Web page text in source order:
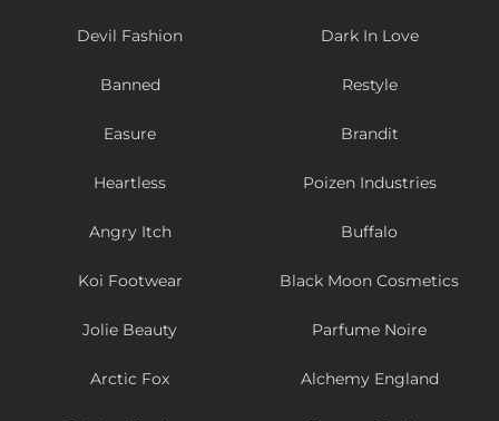
Devil Fashion Dark In Love
Banned Restyle
Easure Brandit
Heartless Poizen Industries
Angry Itch Buffalo
Koi Footwear Black Moon Cosmetics
Jolie Beauty Parfume Noire
Arctic Fox Alchemy England